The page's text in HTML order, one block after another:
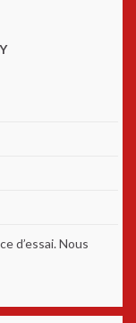
d’essai. Nous